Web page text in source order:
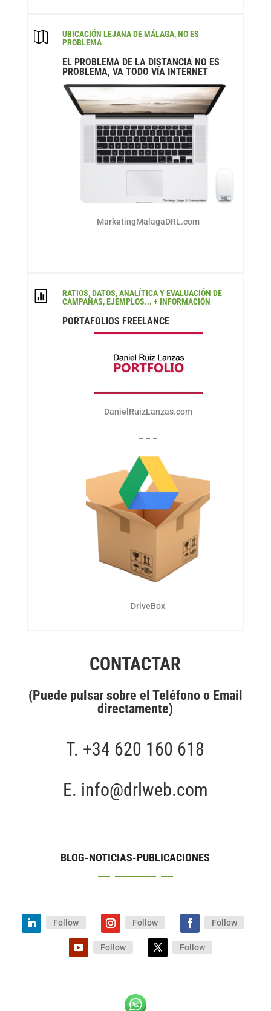

UBICACIÓN LEJANA DE MÁLAGA, NO ES
PROBLEMA
EL PROBLEMA DE LA DISTANCIA NO ES
PROBLEMA, VA TODO VÍA INTERNET
MarketingMalagaDRL.com

RATIOS, DATOS, ANALÍTICA Y EVALUACIÓN DE
CAMPAÑAS, EJEMPLOS... + INFORMACIÓN
PORTAFOLIOS FREELANCE
DanielRuizLanzas.com
– – –
DriveBox
CONTACTAR
(Puede pulsar sobre el Teléfono o Email
directamente)
T. +34 620 160 618
E. info@drlweb.com
BLOG-NOTICIAS-PUBLICACIONES
Follow Follow Follow
Follow Follow